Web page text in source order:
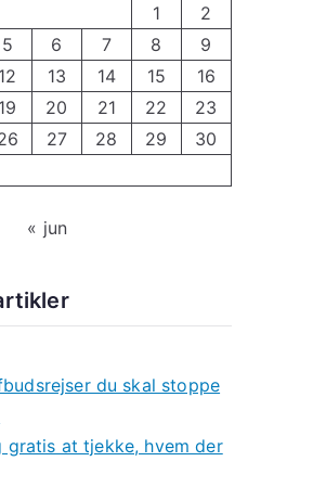
1
2
5 6 7 8
9
12 13 14 15
16
19 20 21 22
23
27 28 29
30
« jun
du skal stoppe
gratis at tjekke, hvem der